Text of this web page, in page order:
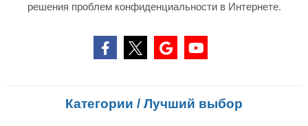
решения проблем конфиденциальности в Интернете.
Категории / Лучший выбор